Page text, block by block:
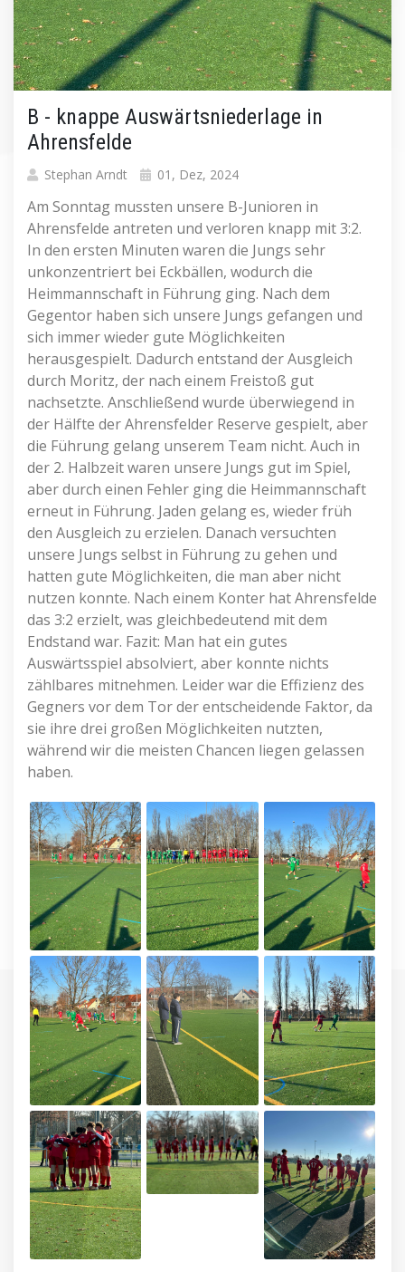
B - knappe Auswärtsniederlage in
Ahrensfelde
Stephan Arndt 01, Dez, 2024
Am Sonntag mussten unsere B-Junioren in
Ahrensfelde antreten und verloren knapp mit 3:2.
In den ersten Minuten waren die Jungs sehr
unkonzentriert bei Eckbällen, wodurch die
Heimmannschaft in Führung ging. Nach dem
Gegentor haben sich unsere Jungs gefangen und
sich immer wieder gute Möglichkeiten
herausgespielt. Dadurch entstand der Ausgleich
durch Moritz, der nach einem Freistoß gut
nachsetzte. Anschließend wurde überwiegend in
der Hälfte der Ahrensfelder Reserve gespielt, aber
die Führung gelang unserem Team nicht. Auch in
der 2. Halbzeit waren unsere Jungs gut im Spiel,
aber durch einen Fehler ging die Heimmannschaft
erneut in Führung. Jaden gelang es, wieder früh
den Ausgleich zu erzielen. Danach versuchten
unsere Jungs selbst in Führung zu gehen und
hatten gute Möglichkeiten, die man aber nicht
nutzen konnte. Nach einem Konter hat Ahrensfelde
das 3:2 erzielt, was gleichbedeutend mit dem
Endstand war. Fazit: Man hat ein gutes
Auswärtsspiel absolviert, aber konnte nichts
zählbares mitnehmen. Leider war die Effizienz des
Gegners vor dem Tor der entscheidende Faktor, da
sie ihre drei großen Möglichkeiten nutzten,
während wir die meisten Chancen liegen gelassen
haben.